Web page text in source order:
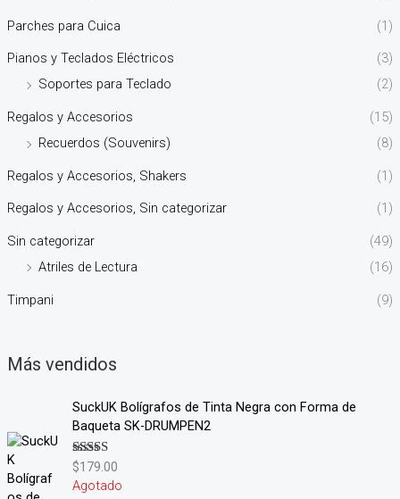
Parches para Cuica (1)
Pianos y Teclados Eléctricos
(3)
Soportes para Teclado
(2)
Regalos y Accesorios
(15)
Recuerdos (Souvenirs)
(8)
Regalos y Accesorios, Shakers (1)
Regalos y Accesorios, Sin categorizar (1)
Sin categorizar
(49)
Atriles de Lectura
(16)
Timpani (9)
Más vendidos
SuckUK Bolígrafos de Tinta Negra con Forma de
Baqueta SK-DRUMPEN2
Valorado en
5.00 de 5
$179.00
Agotado